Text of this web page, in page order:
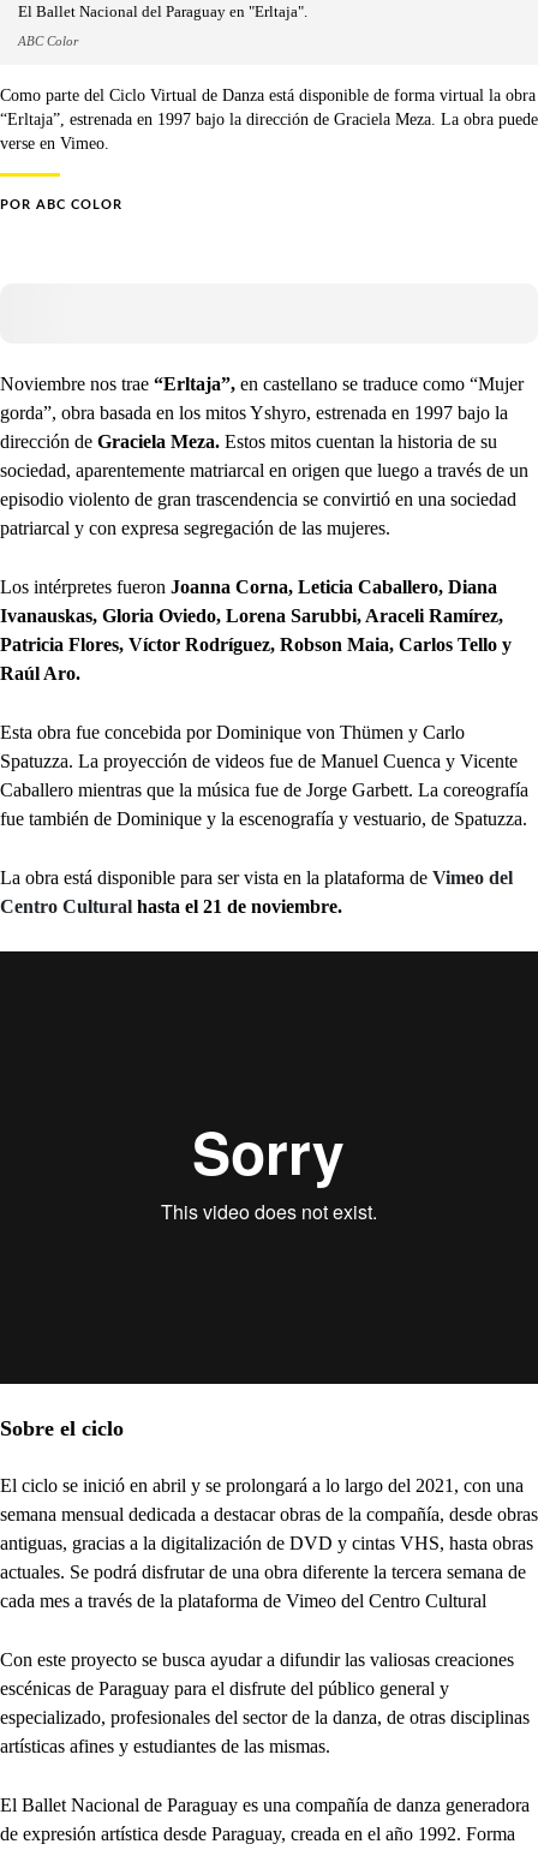
El Ballet Nacional del Paraguay en "Erltaja".
ABC Color
Como parte del Ciclo Virtual de Danza está disponible de forma virtual la obra
“Erltaja”, estrenada en 1997 bajo la dirección de Graciela Meza. La obra puede
verse en Vimeo.
POR ABC COLOR
Noviembre nos trae “Erltaja”, en castellano se traduce como “Mujer
gorda”, obra basada en los mitos Yshyro, estrenada en 1997 bajo la
dirección de Graciela Meza. Estos mitos cuentan la historia de su
sociedad, aparentemente matriarcal en origen que luego a través de un
episodio violento de gran trascendencia se convirtió en una sociedad
patriarcal y con expresa segregación de las mujeres.
Los intérpretes fueron Joanna Corna, Leticia Caballero, Diana
Ivanauskas, Gloria Oviedo, Lorena Sarubbi, Araceli Ramírez,
Patricia Flores, Víctor Rodríguez, Robson Maia, Carlos Tello y
Raúl Aro.
Esta obra fue concebida por Dominique von Thümen y Carlo
Spatuzza. La proyección de videos fue de Manuel Cuenca y Vicente
Caballero mientras que la música fue de Jorge Garbett. La coreografía
fue también de Dominique y la escenografía y vestuario, de Spatuzza.
La obra está disponible para ser vista en la plataforma de Vimeo del
Centro Cultural hasta el 21 de noviembre.
Sobre el ciclo
El ciclo se inició en abril y se prolongará a lo largo del 2021, con una
semana mensual dedicada a destacar obras de la compañía, desde obras
antiguas, gracias a la digitalización de DVD y cintas VHS, hasta obras
actuales. Se podrá disfrutar de una obra diferente la tercera semana de
cada mes a través de la plataforma de Vimeo del Centro Cultural
Con este proyecto se busca ayudar a difundir las valiosas creaciones
escénicas de Paraguay para el disfrute del público general y
especializado, profesionales del sector de la danza, de otras disciplinas
artísticas afines y estudiantes de las mismas.
El Ballet Nacional de Paraguay es una compañía de danza generadora
de expresión artística desde Paraguay, creada en el año 1992. Forma